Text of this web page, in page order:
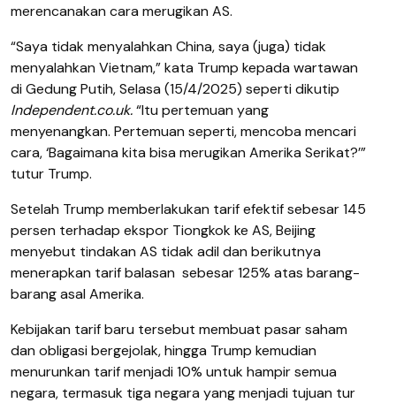
merencanakan cara merugikan AS.
“Saya tidak menyalahkan China, saya (juga) tidak
menyalahkan Vietnam,” kata Trump kepada wartawan
di Gedung Putih, Selasa (15/4/2025) seperti dikutip
Independent.co.uk.“Itu pertemuan yang
menyenangkan. Pertemuan seperti, mencoba mencari
cara, ‘Bagaimana kita bisa merugikan Amerika Serikat?’”
tutur Trump.
Setelah Trump memberlakukan tarif efektif sebesar 145
persen terhadap ekspor Tiongkok ke AS, Beijing
menyebut tindakan AS tidak adil dan berikutnya
menerapkan tarif balasan sebesar 125% atas barang-
barang asal Amerika.
Kebijakan tarif baru tersebut membuat pasar saham
dan obligasi bergejolak, hingga Trump kemudian
menurunkan tarif menjadi 10% untuk hampir semua
negara, termasuk tiga negara yang menjadi tujuan tur